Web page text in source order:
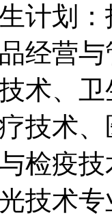
划：
经营
术、
技术
检疫
技术